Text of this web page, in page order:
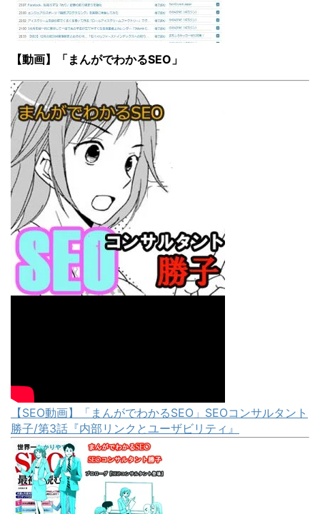
【動画】「まんがでわかるSEO」
【SEO動画】「まんがでわかるSEO」SEOコンサルタント
勝子/第3話『内部リンクとユーザビリティ』